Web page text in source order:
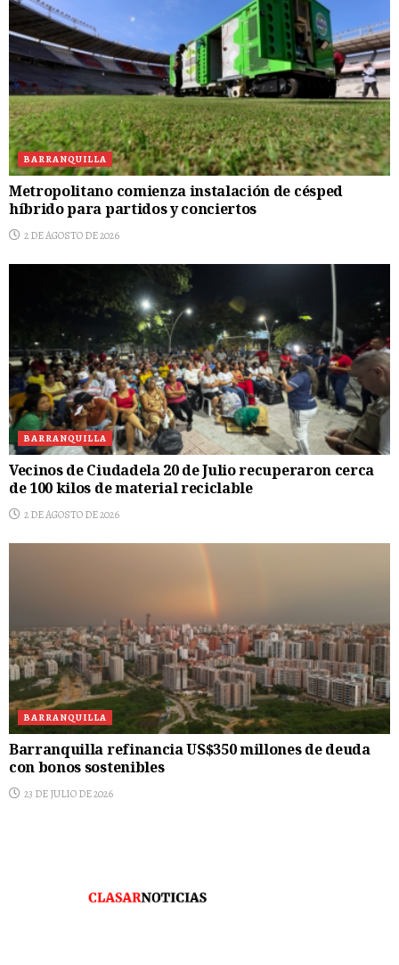
BARRANQUILLA
Metropolitano comienza instalación de césped
híbrido para partidos y conciertos
2 DE AGOSTO DE 2026
BARRANQUILLA
Vecinos de Ciudadela 20 de Julio recuperaron cerca
de 100 kilos de material reciclable
2 DE AGOSTO DE 2026
BARRANQUILLA
Barranquilla refinancia US$350 millones de deuda
con bonos sostenibles
23 DE JULIO DE 2026